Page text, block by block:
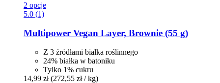
2 opcje
5.0 (1)
Multipower Vegan Layer, Brownie (55 g)
Z 3 źródłami białka roślinnego
24% białka w batoniku
Tylko 1% cukru
14,99 zł (272,55 zł / kg)